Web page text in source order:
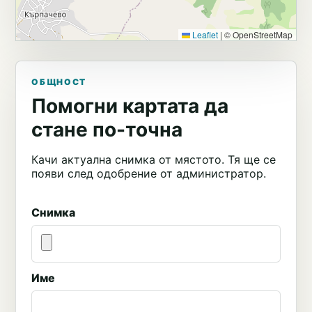
Leaflet | © OpenStreetMap
ОБЩНОСТ
Помогни картата да
стане по-точна
Качи актуална снимка от мястото. Тя ще се
появи след одобрение от администратор.
Снимка
Име